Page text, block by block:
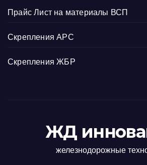
Прайс Лист на материалы ВСП
Скрепления АРС
Скрепления ЖБР
ЖД
железнодорожные